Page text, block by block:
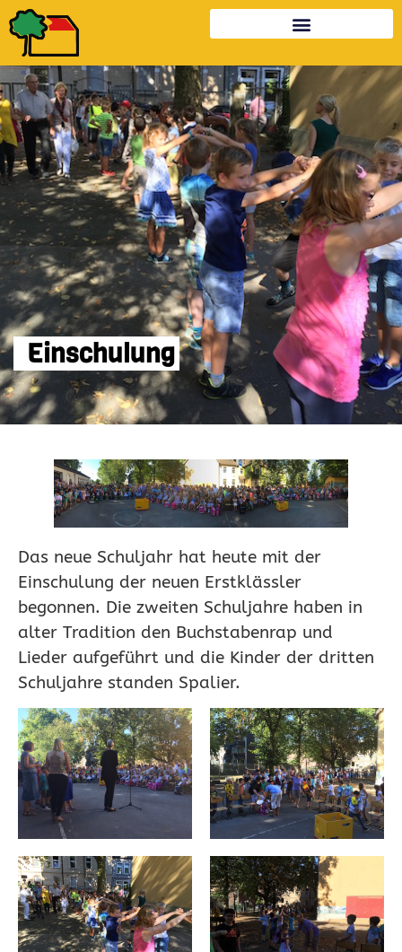
Einschulung
Das neue Schuljahr hat heute mit der
Einschulung der neuen Erstklässler
begonnen. Die zweiten Schuljahre haben in
alter Tradition den Buchstabenrap und
Lieder aufgeführt und die Kinder der dritten
Schuljahre standen Spalier.